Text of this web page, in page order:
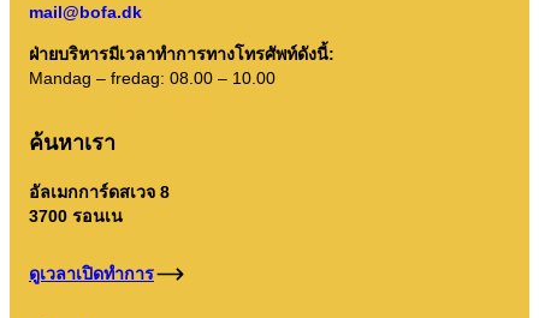
mail@bofa.dk
ฝ่ายบริหารมีเวลาทำการทางโทรศัพท์ดังนี้:
Mandag – fredag: 08.00 – 10.00
ค้นหาเรา
อัลเมกการ์ดสเวจ 8
3700 รอนเน
ดูเวลาเปิดทำการ